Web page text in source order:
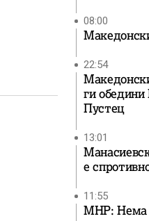
08:00
22:54
ги
Пустец
13:01
е
11:55
МНР: Нема